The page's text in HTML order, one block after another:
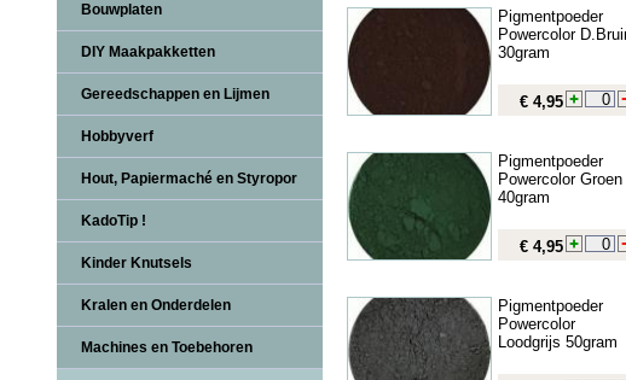
Bouwplaten
DIY Maakpakketten
Gereedschappen en Lijmen
Hobbyverf
Hout, Papiermaché en Styropor
KadoTip !
Kinder Knutsels
Kralen en Onderdelen
Machines en Toebehoren
Pigmentpoeder
Powercolor
30gram
€ 4,95
Pigmentpoeder
Powercolor Groen
40gram
€ 4,95
Pigmentpoeder
Powercolor
Loodgrijs 50gram